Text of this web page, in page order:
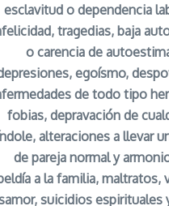
esclavitud o dependencia
tragedias, baja
o carencia de
egoísmo,
de todo tipo
fobias, depravación de
alteraciones a llevar
de pareja normal y
a la familia, maltratos,
suicidios espirituales